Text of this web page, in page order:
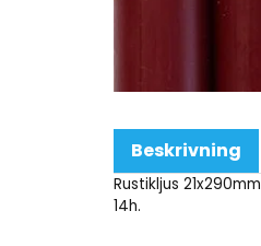
Beskrivning
Rustikljus
14h.